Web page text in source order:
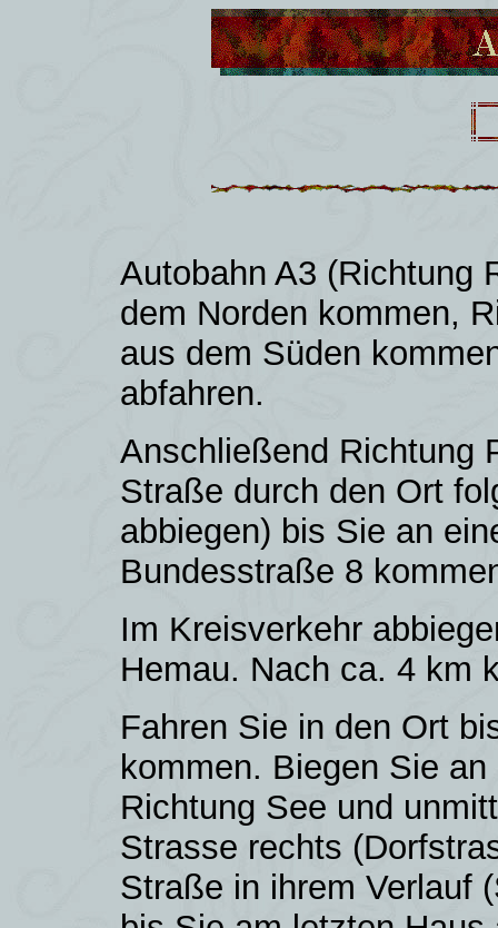
Autobahn A3 (Richtung
dem Norden kommen,
aus dem Süden
abfahren.
Anschließend Richtung
Straße durch den Ort
abbiegen) bis Sie an
Bundesstraße 8
Im Kreisverkehr
Hemau. Nach ca. 4 km
Fahren Sie in den Ort
kommen. Biegen Sie
Richtung See und
Strasse rechts
Straße in ihrem Verlauf